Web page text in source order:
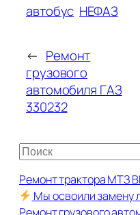
автобус НЕФАЗ
← Ремонт
грузового
автомобиля ГАЗ
330232
П
и
с
Ремонт трактора МТЗ
Мы освоили замену